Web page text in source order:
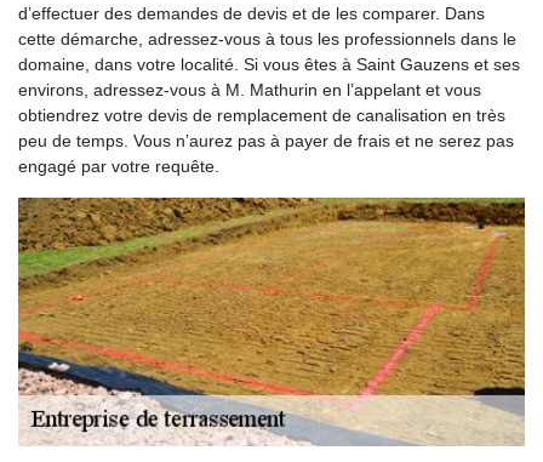
d’effectuer des demandes de devis et de les comparer. Dans
cette démarche, adressez-vous à tous les professionnels dans le
domaine, dans votre localité. Si vous êtes à Saint Gauzens et ses
environs, adressez-vous à M. Mathurin en l’appelant et vous
obtiendrez votre devis de remplacement de canalisation en très
peu de temps. Vous n’aurez pas à payer de frais et ne serez pas
engagé par votre requête.